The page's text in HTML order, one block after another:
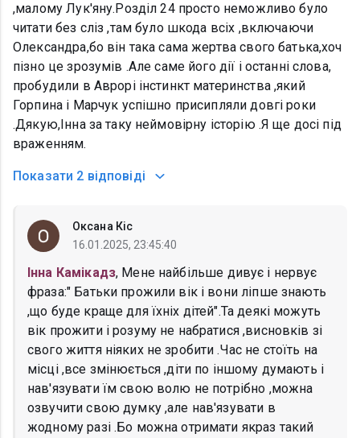
,малому Лук'яну.Розділ 24 просто неможливо було
читати без сліз ,там було шкода всіх ,включаючи
Олександра,бо він така сама жертва свого батька,хоч
пізно це зрозумів .Але саме його дії і останні слова,
пробудили в Аврорі інстинкт материнства ,який
Горпина і Марчук успішно присипляли довгі роки
.Дякую,Інна за таку неймовірну історію .Я ще досі під
враженням.
Показати 2 відповіді
Оксана Кіс
16.01.2025, 23:45:40
Інна Камікадз, Мене найбільше дивує і нервує
фраза:" Батьки прожили вік і вони ліпше знають
,що буде краще для їхніх дітей".Та деякі можуть
вік прожити і розуму не набратися ,висновків зі
свого життя ніяких не зробити .Час не стоїть на
місці ,все змінюється ,діти по іншому думають і
нав'язувати їм свою волю не потрібно ,можна
озвучити свою думку ,але нав'язувати в
жодному разі .Бо можна отримати якраз такий